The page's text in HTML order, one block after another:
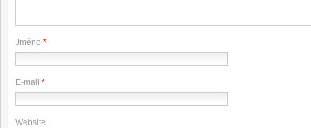
Jméno *
E-mail *
Website